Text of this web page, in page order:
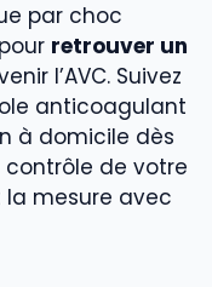
par choc
retrouver un
l’AVC. Suivez
anticoagulant
à domicile dès
contrôle de votre
mesure avec